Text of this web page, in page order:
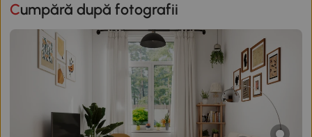
Cumpără după fotografii